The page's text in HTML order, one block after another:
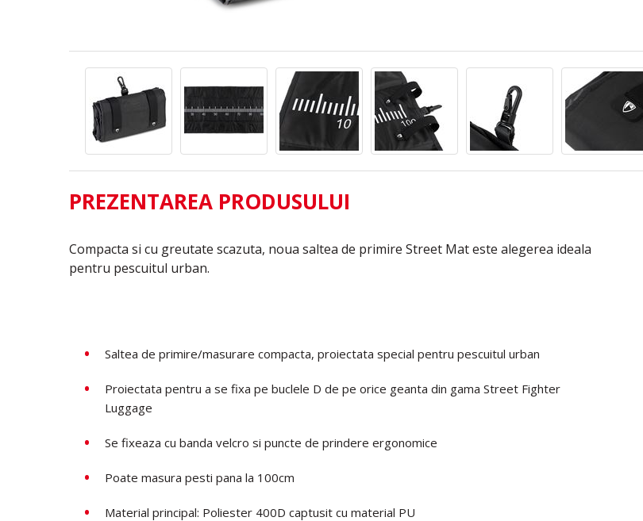
PREZENTAREA PRODUSULUI
Compacta si cu greutate scazuta, noua saltea de primire Street Mat este alegerea ideala
pentru pescuitul urban.
Saltea de primire/masurare compacta, proiectata special pentru pescuitul urban
Proiectata pentru a se fixa pe buclele D de pe orice geanta din gama Street Fighter
Luggage
Se fixeaza cu banda velcro si puncte de prindere ergonomice
Poate masura pesti pana la 100cm
Material principal: Poliester 400D captusit cu material PU